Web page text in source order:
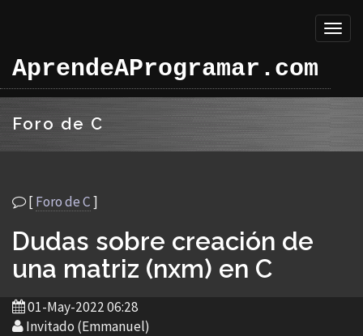
AprendeAProgramar.com
Foro de C
[Foro de C]
Dudas sobre creación de
una matriz (nxm) en C
01-May-2022 06:28
Invitado (Emmanuel)